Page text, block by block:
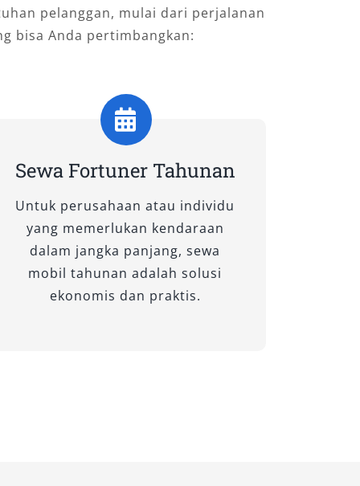
pelanggan, mulai dari perjalanan
bisa Anda pertimbangkan:
Sewa Fortuner Tahunan
Untuk perusahaan atau individu
yang memerlukan kendaraan
dalam jangka panjang, sewa
mobil tahunan adalah solusi
ekonomis dan praktis.